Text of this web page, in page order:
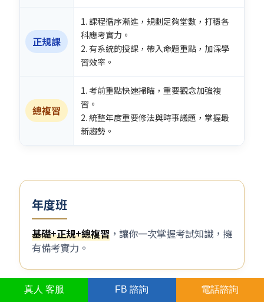
真人 客服 FB 諮詢 電話諮詢
正規課
1. 課程循序漸進，規劃足夠堂數，打穩各
科應考實力。
2. 有系統的授課，帶入命題重點，加深學
習效率。
總複習
1. 考前重點快速掃瞄，重要觀念加強複
習。
2. 統整年度重要修法與時事議題，掌握最
新趨勢。
年度班
基礎+正規+總複習，讓你一次掌握考試知識，擁
有備考實力。